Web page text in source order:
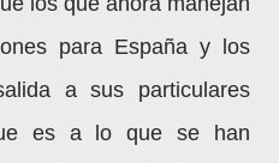
para España y los
a sus particulares
es a lo que se han